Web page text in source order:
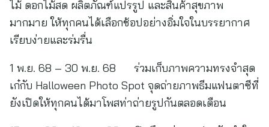
ไม้ ดอกไม้สด ผลิตภัณฑ์แปรรูป และสินค้าสุขภาพ
มากมาย ให้ทุกคนได้เลือกช้อปอย่างอิ่มใจในบรรยากาศ
เรียบง่ายและร่มรื่น
1 พ.ย. 68 – 30 พ.ย. 68 ร่วมเก็บภาพความทรงจำสุด
เก๋กับ Halloween Photo Spot จุดถ่ายภาพธีมแฟนตาซีที่
ยังเปิดให้ทุกคนได้มาโพสท่าถ่ายรูปกันตลอดเดือน